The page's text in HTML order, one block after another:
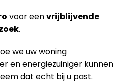
voor eenvrijblijvende
.
we uw woning
en energiezuiniger kunnen
dat echt bij u past.